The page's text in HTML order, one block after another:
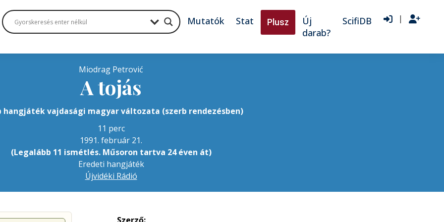
Mutatók Stat Plusz
Új
darab?
ScifiDB |
Miodrag Petrović
A tojás
hangjáték vajdasági magyar változata (szerb rendezésben)
11 perc
1991. február 21.
(Legalább 11 ismétlés. Műsoron tartva 24 éven át)
Eredeti hangjáték
Újvidéki Rádió